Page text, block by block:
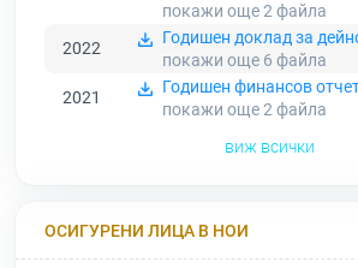
покажи още 2файла
2022
Годишен доклад за
покажи още 6 файла
2021
Годишен финансов
покажи още 2файла
виж всички
ОСИГУРЕНИ ЛИЦА В НОИ